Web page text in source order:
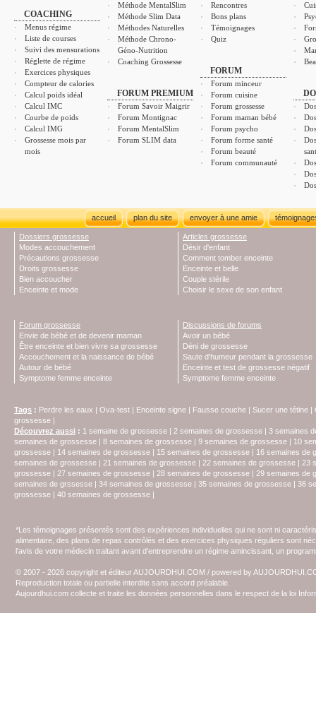
COACHING
Menus régime
Liste de courses
Suivi des mensurations
Réglette de régime
Exercices physiques
Compteur de calories
Calcul poids idéal
Calcul IMC
Courbe de poids
Calcul IMG
Grossesse mois par
mois
Méthode MentalSlim
Méthode Slim Data
Méthodes Naturelles
Méthode Chrono-
Géno-Nutrition
Coaching Grossesse
FORUM PREMIUM
Forum Savoir Maigrir
Forum Montignac
Forum MentalSlim
Forum SLIM data
Rencontres
Bons plans
Témoignages
Quiz
FORUM
Forum minceur
Forum cuisine
Forum grossesse
Forum maman bébé
Forum psycho
Forum forme santé
Forum beauté
Forum communauté
accueil plan du site envoyer à une amie
Dossiers grossesse
Modes accouchement
Précautions grossesse
Droits grossesse
Bien accoucher
Enceinte et mode
Articles grossesse
Désir d'enfant
Comment tomber enceinte
Enceinte et belle
Couple stérile
Choisir le sexe de son enfant
Forum grossesse
Envie de bébé et de devenir maman
Être enceinte et bien vivre sa grossesse
Accouchement et la naissance de bébé
Autour de bébé
Symptome femme enceinte
Discussions de forums
Avoir un bébé
Déni de grossesse
Saute d'humeur pendant la grossesse
Enceinte et test de grossesse négatif
Symptome femme enceinte
Tags : Perdre les eaux | Ova-test | Enceinte signe | Fausse couche | Sucer une tétine |
grossesse |
Découvrez aussi : 1 semaine de grossesse | 2 semaines de grossesse | 3 semaines
semaines de grossesse | 8 semaines de grossesse | 9 semaines de grossesse | 10
grossesse | 14 semaines de grossesse | 15 semaines de grossesse | 16 semaines de
semaines de grossesse | 21 semaines de grossesse | 22 semaines de grossesse | 23
grossesse | 27 semaines de grossesse | 28 semaines de grossesse | 29 semaines de
semaines de grssesse | 34 semaines de grossesse | 35 semaines de grossesse | 36
grossesse | 40 semaines de grossesse |
*Les témoignages présentés sont des expériences individuelles qui ne sont ni
alimentaire, des plans de repas contrôlés et des exercices physiques réguliers sont
l'avis de votre médecin traitant avant d'entreprendre un régime amincissant, un
© 2007 - 2026 copyright et éditeur AUJOURDHUI.COM / powered by
Reproduction totale ou partielle interdite sans accord préalable.
Aujourdhui.com collecte et traite les données personnelles dans le respect de la loi